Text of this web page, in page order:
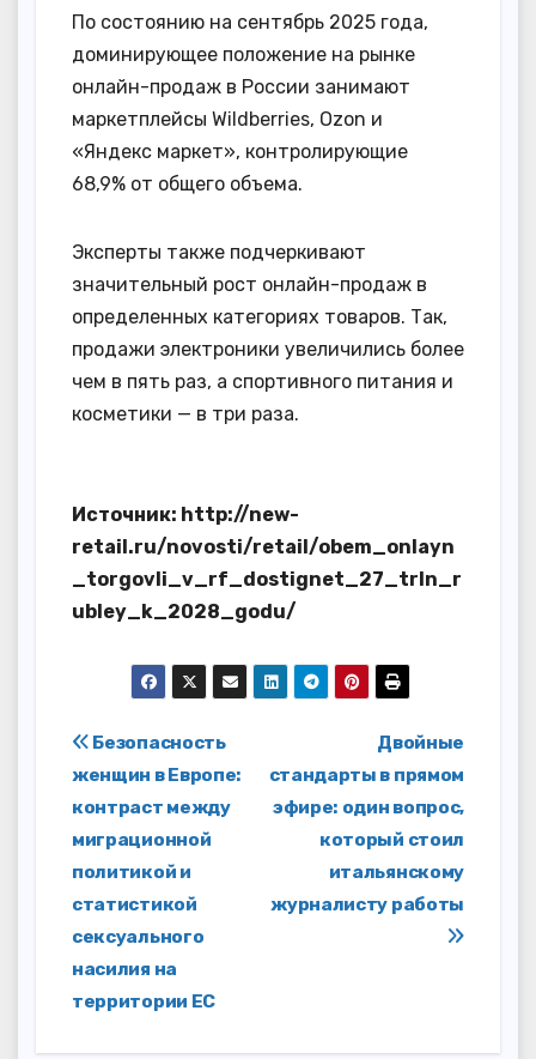
По состоянию на сентябрь 2025 года,
доминирующее положение на рынке
онлайн-продаж в России занимают
маркетплейсы Wildberries, Ozon и
«Яндекс маркет», контролирующие
68,9% от общего объема.
Эксперты также подчеркивают
значительный рост онлайн-продаж в
определенных категориях товаров. Так,
продажи электроники увеличились более
чем в пять раз, а спортивного питания и
косметики — в три раза.
Источник: http://new-
retail.ru/novosti/retail/obem_onlayn
_torgovli_v_rf_dostignet_27_trln_r
ubley_k_2028_godu/
Навигация
по
записям
Двойные
стандарты в прямом
эфире: один вопрос,
который стоил
итальянскому
журналисту работы
Безопасность
женщин в Европе:
контраст между
миграционной
политикой и
статистикой
сексуального
насилия на
территории ЕС